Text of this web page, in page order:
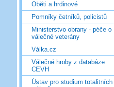
Oběti a hrdinové
Pomníky četníků, policistů
Ministerstvo obrany - péče o
válečné veterány
Válka.cz
Válečné hroby z databáze
CEVH
Ústav pro studium totalitních